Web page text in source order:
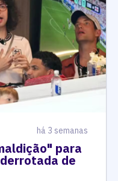
há 3 semanas
para
de